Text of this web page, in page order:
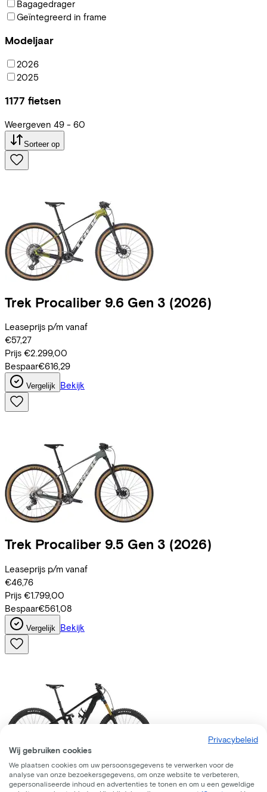
Bagagedrager
Geïntegreerd in frame
Modeljaar
2026
2025
1177 fietsen
Weergeven 49 - 60
Sorteer op
Trek Procaliber 9.6 Gen 3 (2026)
Leaseprijs p/m vanaf
€57,27
Prijs €2.299,00
Bespaar€616,29
Vergelijk Bekijk
Trek Procaliber 9.5 Gen 3 (2026)
Leaseprijs p/m vanaf
€46,76
Prijs €1.799,00
Bespaar€561,08
Vergelijk Bekijk
Trek Fuel+ LX 9.8 XT Di2 Gen 2 (2026)
Privacybeleid
Wij gebruiken cookies
We plaatsen cookies om uw persoonsgegevens te verwerken voor de
analyse van onze bezoekersgegevens, om onze website te verbeteren,
gepersonaliseerde inhoud en advertenties te tonen en om u een geweldige